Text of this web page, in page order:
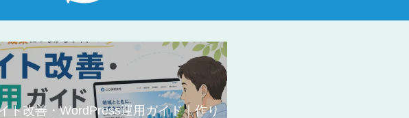
ト改善・WordPress運用ガイド｜作り